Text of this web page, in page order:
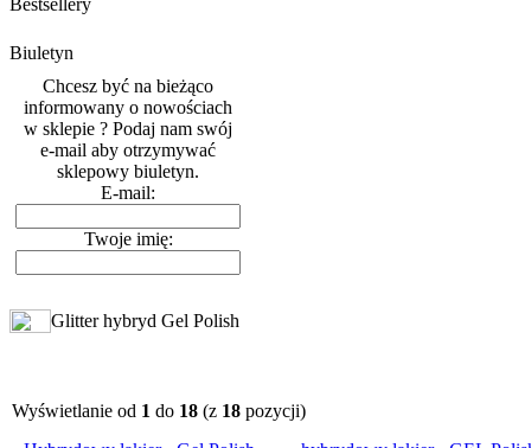
Bestsellery
Biuletyn
Chcesz być na bieżąco
informowany o nowościach
w sklepie ? Podaj nam swój
e-mail aby otrzymywać
sklepowy biuletyn.
E-mail:
Twoje imię:
Glitter hybryd Gel Polish
Wyświetlanie od 1 do 18 (z 18 pozycji)